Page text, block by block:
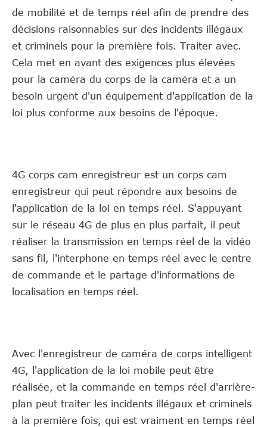
de mobilité et de temps réel afin de prendre des
décisions raisonnables sur des incidents illégaux
et criminels pour la première fois. Traiter avec.
Cela met en avant des exigences plus élevées
pour la caméra du corps de la caméra et a un
besoin urgent d'un équipement d'application de la
loi plus conforme aux besoins de l'époque.
4G corps cam enregistreur est un corps cam
enregistreur qui peut répondre aux besoins de
l'application de la loi en temps réel. S'appuyant
sur le réseau 4G de plus en plus parfait, il peut
réaliser la transmission en temps réel de la vidéo
sans fil, l'interphone en temps réel avec le centre
de commande et le partage d'informations de
localisation en temps réel.
Avec l'enregistreur de caméra de corps intelligent
4G, l'application de la loi mobile peut être
réalisée, et la commande en temps réel d'arrière-
plan peut traiter les incidents illégaux et criminels
à la première fois, qui est vraiment en temps réel